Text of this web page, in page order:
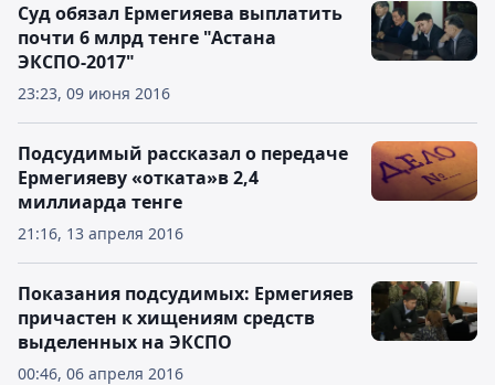
23:23, 09 июня 2016
Суд обязал Ермегияева выплатить
почти 6 млрд тенге "Астана
ЭКСПО-2017"
21:16, 13 апреля 2016
Подсудимый рассказал о передаче
Ермегияеву «отката»в 2,4
миллиарда тенге
00:46, 06 апреля 2016
Показания подсудимых: Ермегияев
причастен к хищениям средств
выделенных на ЭКСПО